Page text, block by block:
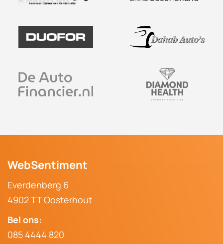
WebSentiment
Everdenberg 6
4902 TT Oosterhout
Bel ons:
085 4444 820